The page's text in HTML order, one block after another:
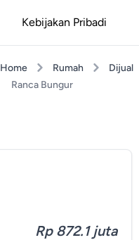
Kebijakan Pribadi
Home Rumah Dijual
Ranca Bungur
Rp 872.1 juta